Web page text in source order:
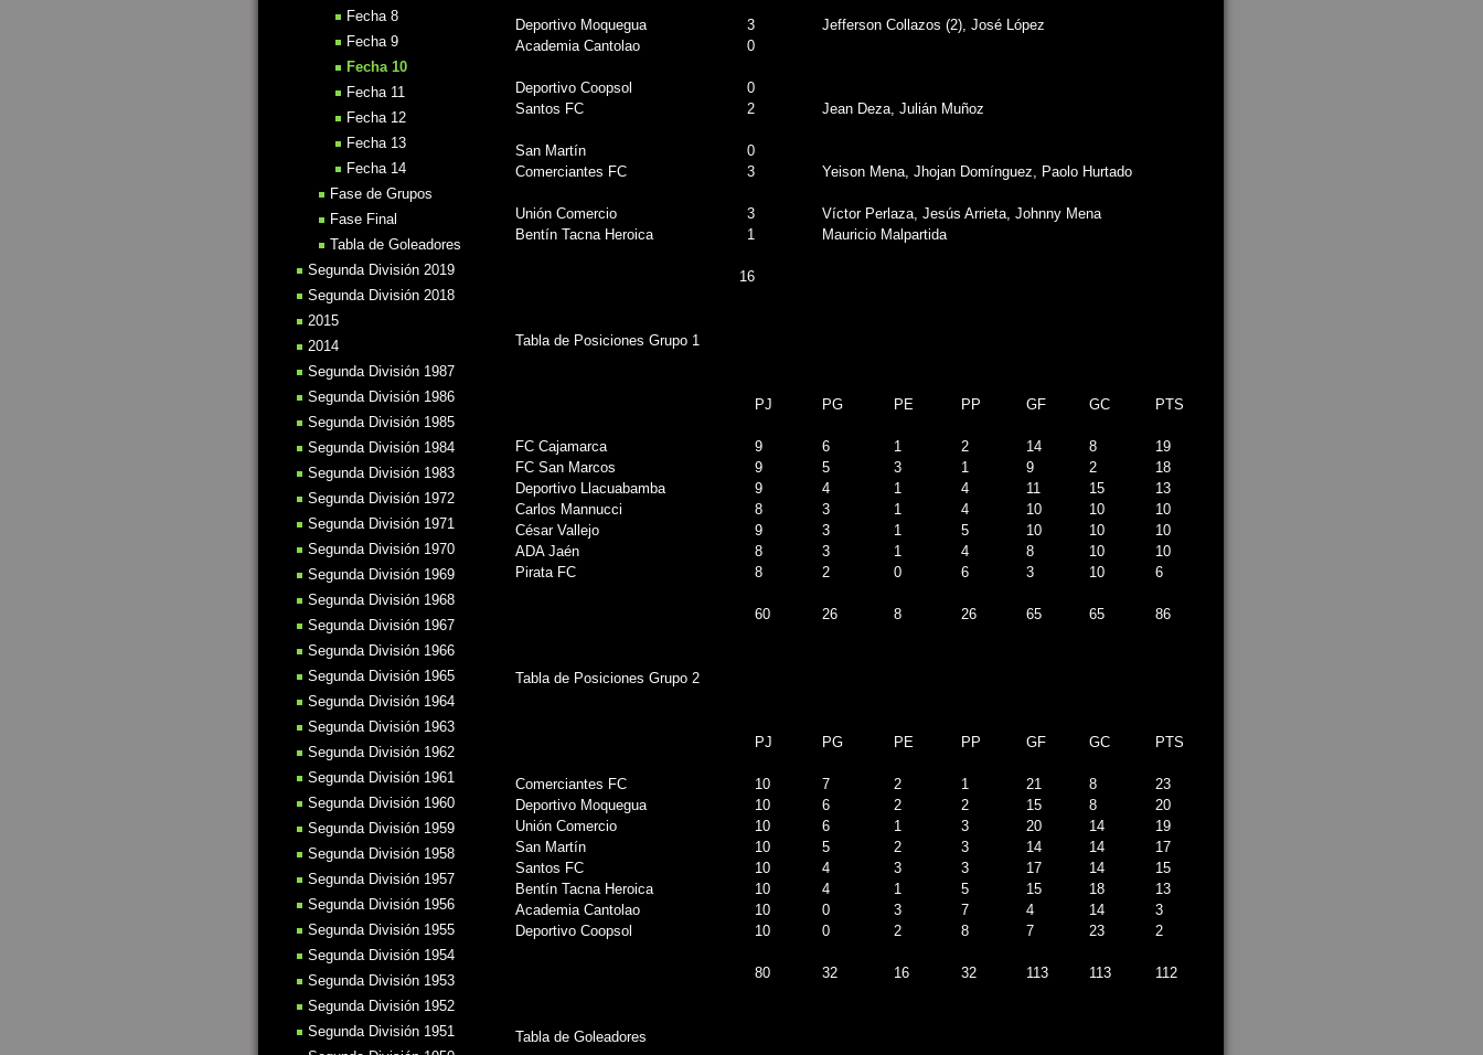
Deportivo Moquegua 3
Jefferson Collazos (2), José López
Academia Cantolao
0
Deportivo Coopsol
0
Santos FC
2 Jean Deza, Julián Muñoz
San Martín
0
Comerciantes FC
3 Yeison Mena, Jhojan Domínguez, Paolo Hurtado
Unión Comercio 3
Víctor Perlaza, Jesús Arrieta, Johnny Mena
Bentín Tacna Heroica
1 Mauricio Malpartida
16
Tabla de Posiciones Grupo 1
PJ PG PE PP GF GC PTS
FC Cajamarca 9 6 1 2 14 8
19
FC San Marcos
9 5 3 1 9 2
18
Deportivo Llacuabamba
9 4 1 4 11 15
13
Carlos Mannucci
8 3 1 4 10 10
10
César Vallejo
9 3 1 5 10 10
10
ADA Jaén
8 3 1 4 8 10
10
Pirata FC
8 2 0 6 3 10 6
60 26 8 26 65 65 86
Tabla de Posiciones Grupo 2
PJ PG PE PP GF GC PTS
Comerciantes FC 10 7 2 1 21 8
23
Deportivo Moquegua
10 6 2 2 15 8
20
Unión Comercio
10 6 1 3 20 14
19
San Martín
10 5 2 3 14 14
17
Santos FC
10 4 3 3 17 14
15
Bentín Tacna Heroica
10 4 1 5 15 18
13
Academia Cantolao
10 0 3 7 4 14
3
Deportivo Coopsol
10 0 2 8 7 23 2
80 32 16 32 113 113 112
Tabla de Goleadores
Fecha 8
Fecha 9
Fecha 10
Fecha 11
Fecha 12
Fecha 13
Fecha 14
Fase de Grupos
Fase Final
Tabla de Goleadores
Segunda División 2019
Segunda División 2018
2015
2014
Segunda División 1987
Segunda División 1986
Segunda División 1985
Segunda División 1984
Segunda División 1983
Segunda División 1972
Segunda División 1971
Segunda División 1970
Segunda División 1969
Segunda División 1968
Segunda División 1967
Segunda División 1966
Segunda División 1965
Segunda División 1964
Segunda División 1963
Segunda División 1962
Segunda División 1961
Segunda División 1960
Segunda División 1959
Segunda División 1958
Segunda División 1957
Segunda División 1956
Segunda División 1955
Segunda División 1954
Segunda División 1953
Segunda División 1952
Segunda División 1951